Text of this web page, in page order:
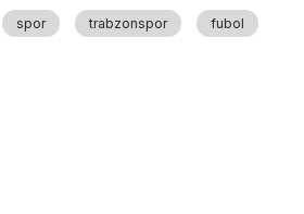
spor trabzonspor fubol